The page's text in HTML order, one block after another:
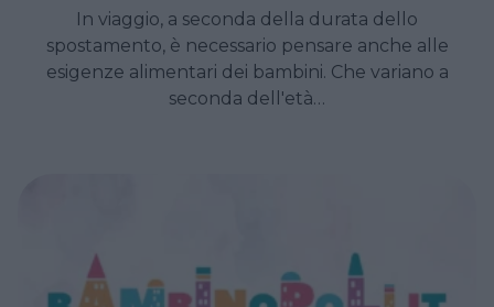
In viaggio, a seconda della durata dello
spostamento, è necessario pensare anche alle
esigenze alimentari dei bambini. Che variano a
seconda dell'età…